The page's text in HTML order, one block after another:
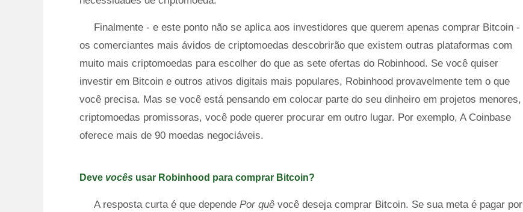
Finalmente - e este ponto não se aplica aos investidores que querem apenas comprar Bitcoin -
os comerciantes mais ávidos de criptomoedas descobrirão que existem outras plataformas com
muito mais criptomoedas para escolher do que as sete ofertas do Robinhood. Se você quiser
investir em Bitcoin e outros ativos digitais mais populares, Robinhood provavelmente tem o que
você precisa. Mas se você está pensando em colocar parte do seu dinheiro em projetos menores,
criptomoedas promissoras, você pode querer procurar em outro lugar. Por exemplo, A Coinbase
oferece mais de 90 moedas negociáveis.
Deve vocês usar Robinhood para comprar Bitcoin?
A resposta curta é que depende Por quê você deseja comprar Bitcoin. Se sua meta é pagar por